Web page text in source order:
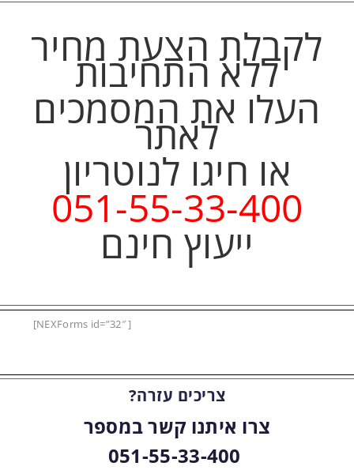
תרגום נוטריוני משרד
הפנים
תרגום נוטריוני תעודת
בגרות
נוטריון אנגלית
שרותי החתמת
אפוסטיל
מאמרים
אודות אירנה פיין
יצירת קשר
חתונה בקפריסין
תהליך האישור
אחר שלב
לקבלת הצעת מחיר
ללא התחיבות
העלו את המסמכים
לאתר
או חיגו לנוטריון
051-55-33-400
ייעוץ חינם
[NEXForms id=”32″ ]
?צריכים עזרה
צרו איתנו קשר במספר
051-55-33-400